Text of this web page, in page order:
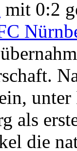
mit 0:2
als
die